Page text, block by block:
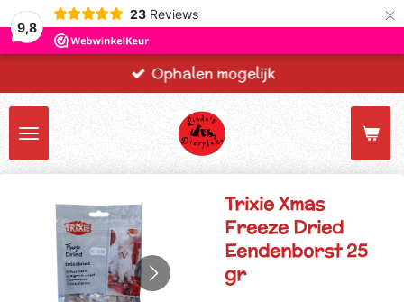
9,8
23 Reviews ×
Ophalen mogelijk
Trixie Xmas
Freeze Dried
Eendenborst 25
gr